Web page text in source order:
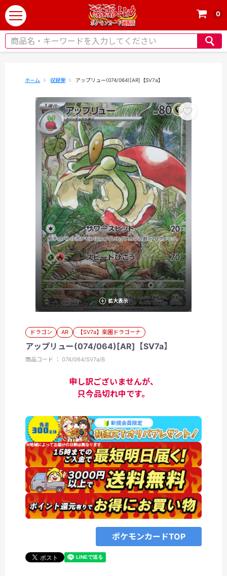
t
o
g
0
ホーム 収録弾 アップリュー(074/064)[AR]【SV7a】
拡大表示
ドラゴン AR 【SV7a】楽園ドラゴーナ
アップリュー(074/064)[AR]【SV7a】
商品コード ： 074/064/SV7a/B
申し訳ございませんが、
只今品切れ中です。
ポケモンカードTOP